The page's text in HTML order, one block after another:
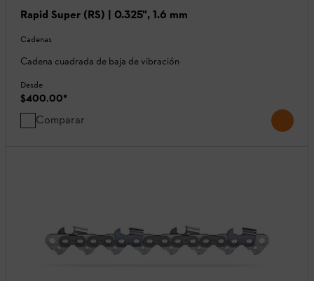
Rapid Super (RS) | 0.325", 1.6 mm
Cadenas
Cadena cuadrada de baja de vibración
Desde
$400.00*
Comparar